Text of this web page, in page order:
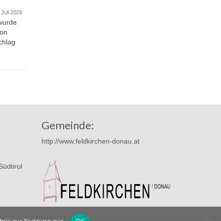
Juli 2026
Gemeinde:
http://www.feldkirchen-donau.at